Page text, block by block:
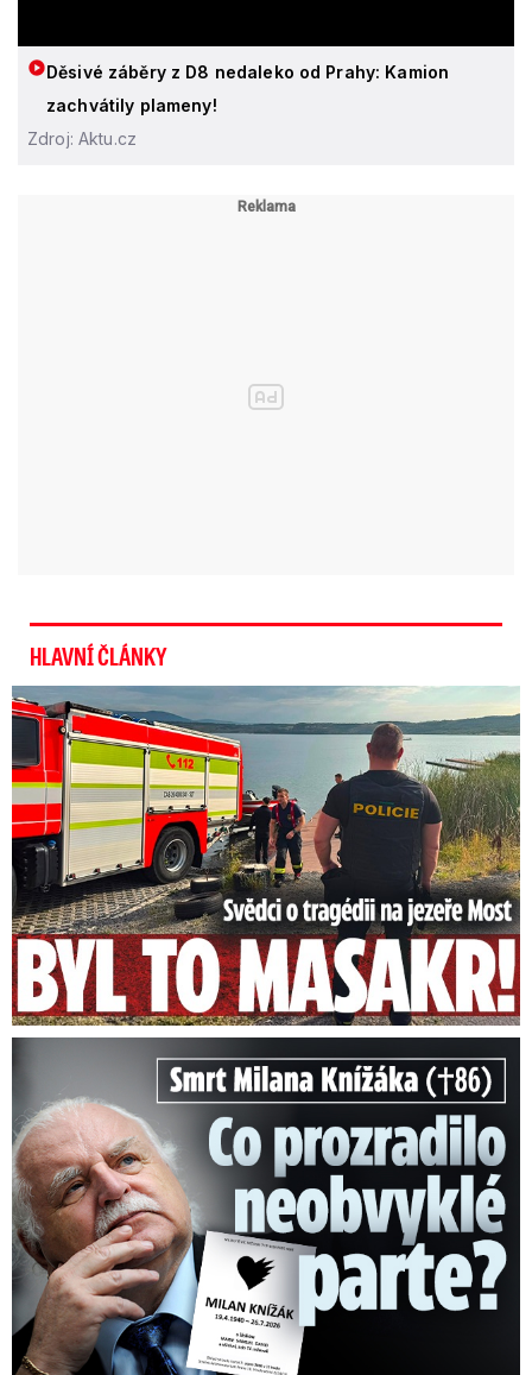
Děsivé záběry z D8 nedaleko od Prahy: Kamion
zachvátily plameny!
Zdroj: Aktu.cz
HLAVNÍ ČLÁNKY
Svědci o tragédii na jezeře Most: Byl to masakr!
Smrt Milana Knížáka (†86): Co prozradilo neobvyklé parte?